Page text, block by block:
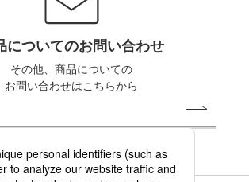
についてのお問い合わせ
その他、商品についての
お問い合わせはこちらから